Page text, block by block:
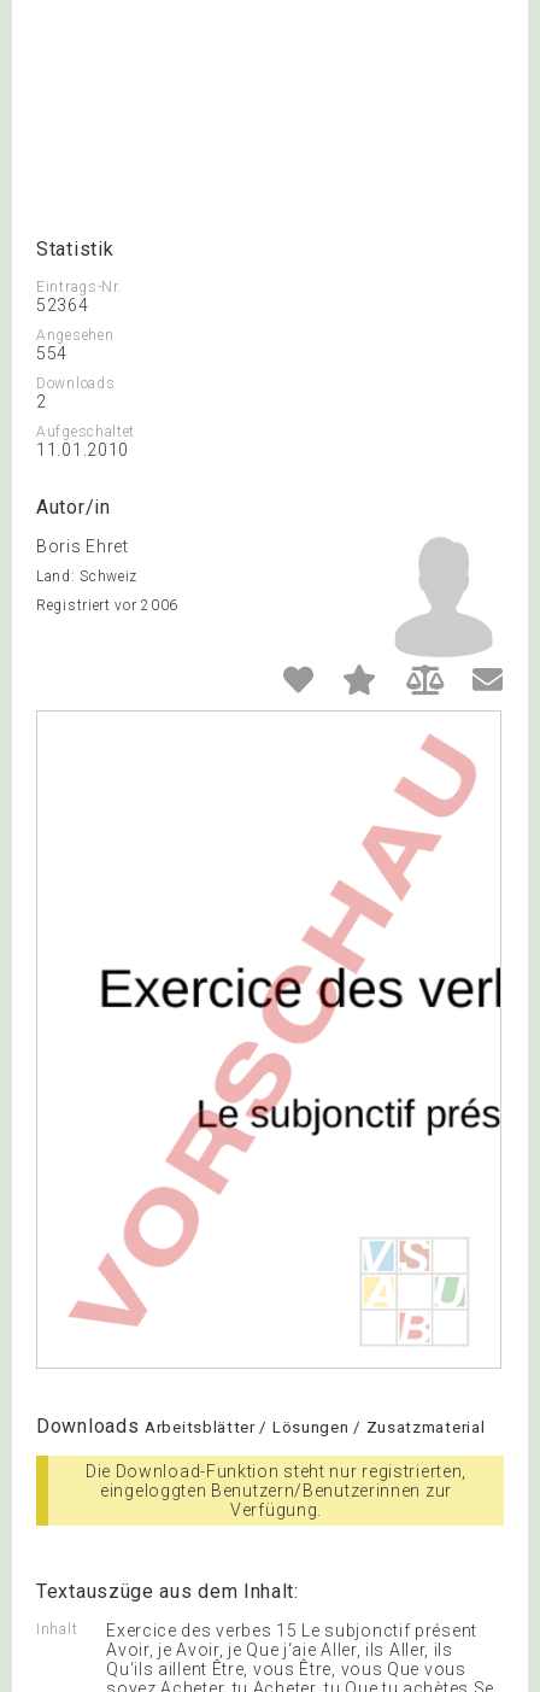
Statistik
Eintrags-Nr.
52364
Angesehen
554
Downloads
2
Aufgeschaltet
11.01.2010
Autor/in
Boris Ehret
Land: Schweiz
Registriert vor 2006
Downloads Arbeitsblätter / Lösungen / Zusatzmaterial
Die Download-Funktion steht nur registrierten,
eingeloggten Benutzern/Benutzerinnen zur
Verfügung.
Textauszüge aus dem Inhalt:
Inhalt
Exercice des verbes 15 Le subjonctif présent
Avoir, je Avoir, je Que j‘aie Aller, ils Aller, ils
Qu‘ils aillent Être, vous Être, vous Que vous
soyez Acheter, tu Acheter, tu Que tu achètes Se